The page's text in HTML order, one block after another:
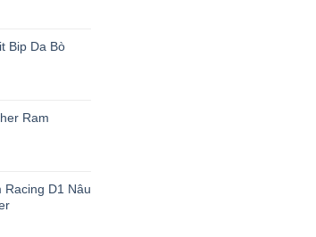
Bip Da Bò
Ram
Racing D1 Nâu